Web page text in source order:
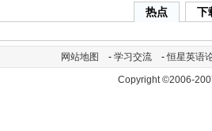
热点 下
网站地图 - 学习交流 -恒星英语
Copyright ©2006-